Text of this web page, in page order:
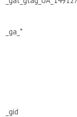
_ga_*
_gid